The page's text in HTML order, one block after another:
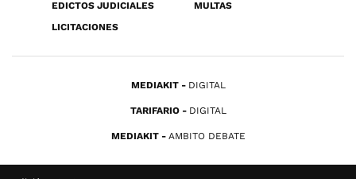
EDICTOS JUDICIALES
MULTAS
LICITACIONES
MEDIAKIT DIGITAL
TARIFARIO DIGITAL
MEDIAKIT AMBITO DEBATE